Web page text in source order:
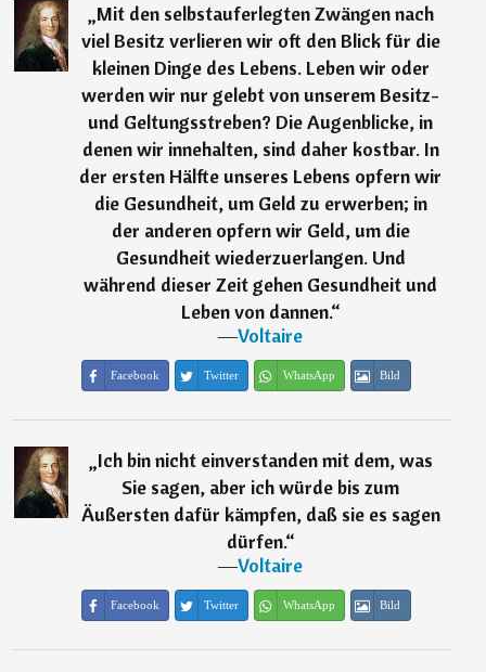
„Mit den selbstauferlegten Zwängen nach
viel Besitz verlieren wir oft den Blick für die
kleinen Dinge des Lebens. Leben wir oder
werden wir nur gelebt von unserem Besitz-
und Geltungsstreben? Die Augenblicke, in
denen wir innehalten, sind daher kostbar. In
der ersten Hälfte unseres Lebens opfern wir
die Gesundheit, um Geld zu erwerben; in
der anderen opfern wir Geld, um die
Gesundheit wiederzuerlangen. Und
während dieser Zeit gehen Gesundheit und
Leben von dannen.“
―Voltaire
Facebook Twitter WhatsApp Bild
„Ich bin nicht einverstanden mit dem, was
Sie sagen, aber ich würde bis zum
Äußersten dafür kämpfen, daß sie es sagen
dürfen.“
―Voltaire
Facebook Twitter WhatsApp Bild